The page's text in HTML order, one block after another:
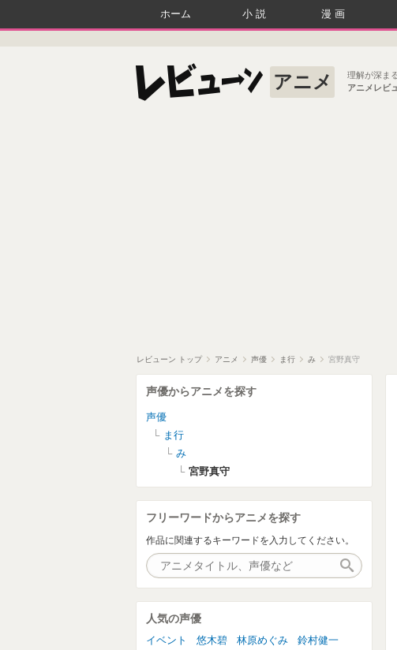
ホーム 小説 漫画
アニメ
理解が深ま
アニメレビ
レビューン トップ アニメ 声優 ま行 み 宮野真守
声優からアニメを探す
声優
ま行
み
宮野真守
フリーワードからアニメを探す
作品に関連するキーワードを入力してください。
人気の声優
イベント 悠木碧 林原めぐみ
鈴村健一